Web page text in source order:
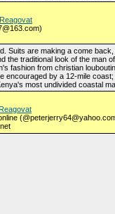
Reagovat
Suits are making a come
the traditional look of the
fashion from christian
encouraged by a 12-mile
most undivided coastal